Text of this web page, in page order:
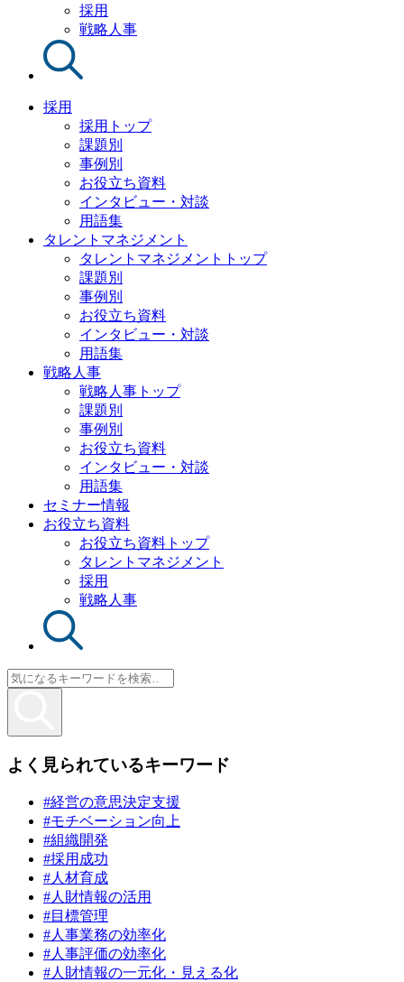
採用
戦略人事
採用
採用トップ
課題別
事例別
お役立ち資料
インタビュー・対談
用語集
タレントマネジメント
タレントマネジメントトップ
課題別
事例別
お役立ち資料
インタビュー・対談
用語集
戦略人事
戦略人事トップ
課題別
事例別
お役立ち資料
インタビュー・対談
用語集
セミナー情報
お役立ち資料
お役立ち資料トップ
タレントマネジメント
採用
戦略人事
よく見られているキーワード
#経営の意思決定支援
#モチベーション向上
#組織開発
#採用成功
#人材育成
#人財情報の活用
#目標管理
#人事業務の効率化
#人事評価の効率化
#人財情報の一元化・見える化